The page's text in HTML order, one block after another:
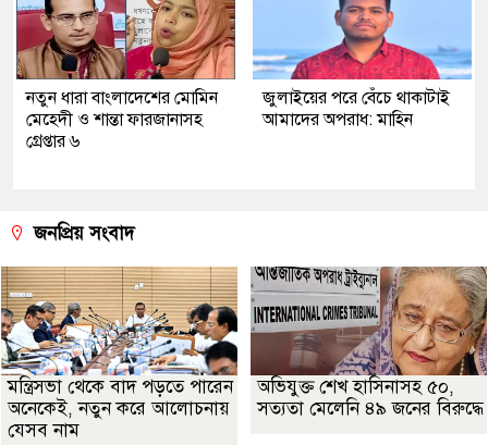
নতুন ধারা বাংলাদেশের মোমিন
মেহেদী ও শান্তা ফারজানাসহ
গ্রেপ্তার ৬
জুলাইয়ের পরে বেঁচে থাকাটাই
আমাদের অপরাধ: মাহিন
জনপ্রিয় সংবাদ
মন্ত্রিসভা থেকে বাদ পড়তে পারেন
অনেকেই, নতুন করে আলোচনায়
যেসব নাম
অভিযুক্ত শেখ হাসিনাসহ ৫০,
সত্যতা মেলেনি ৪৯ জনের বিরুদ্ধে